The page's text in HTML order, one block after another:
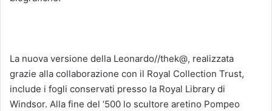
La nuova versione della Leonardo//thek@, realizzata
grazie alla collaborazione con il Royal Collection Trust,
include i fogli conservati presso la Royal Library di
Windsor. Alla fine del ‘500 lo scultore aretino Pompeo